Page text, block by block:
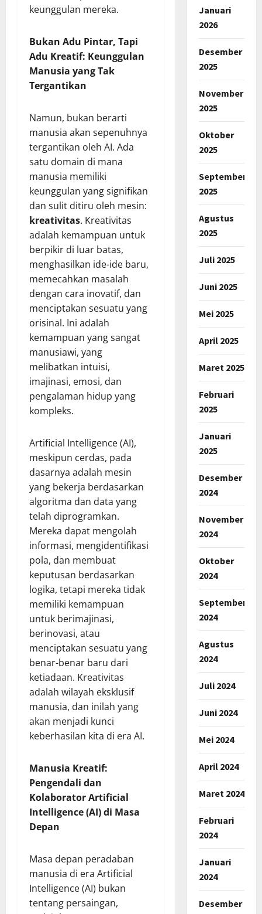
keunggulan mereka.
Bukan Adu Pintar, Tapi
Adu Kreatif: Keunggulan
Manusia yang Tak
Tergantikan
Namun, bukan berarti
manusia akan sepenuhnya
tergantikan oleh AI. Ada
satu domain di mana
manusia memiliki
keunggulan yang signifikan
dan sulit ditiru oleh mesin:
kreativitas. Kreativitas
adalah kemampuan untuk
berpikir di luar batas,
menghasilkan ide-ide baru,
memecahkan masalah
dengan cara inovatif, dan
menciptakan sesuatu yang
orisinal. Ini adalah
kemampuan yang sangat
manusiawi, yang
melibatkan intuisi,
imajinasi, emosi, dan
pengalaman hidup yang
kompleks.
Artificial Intelligence (AI),
meskipun cerdas, pada
dasarnya adalah mesin
yang bekerja berdasarkan
algoritma dan data yang
telah diprogramkan.
Mereka dapat mengolah
informasi, mengidentifikasi
pola, dan membuat
keputusan berdasarkan
logika, tetapi mereka tidak
memiliki kemampuan
untuk berimajinasi,
berinovasi, atau
menciptakan sesuatu yang
benar-benar baru dari
ketiadaan. Kreativitas
adalah wilayah eksklusif
manusia, dan inilah yang
akan menjadi kunci
keberhasilan kita di era AI.
Manusia Kreatif:
Pengendali dan
Kolaborator Artificial
Intelligence (AI) di Masa
Depan
Masa depan peradaban
manusia di era Artificial
Intelligence (AI) bukan
tentang persaingan,
Januari
2026
Desember
2025
November
2025
Oktober
2025
September
2025
Agustus
2025
Juli 2025
Juni 2025
Mei 2025
April 2025
Maret 2025
Februari
2025
Januari
2025
Desember
2024
November
2024
Oktober
2024
September
2024
Agustus
2024
Juli 2024
Juni 2024
Mei 2024
April 2024
Maret 2024
Februari
2024
Januari
2024
Desember